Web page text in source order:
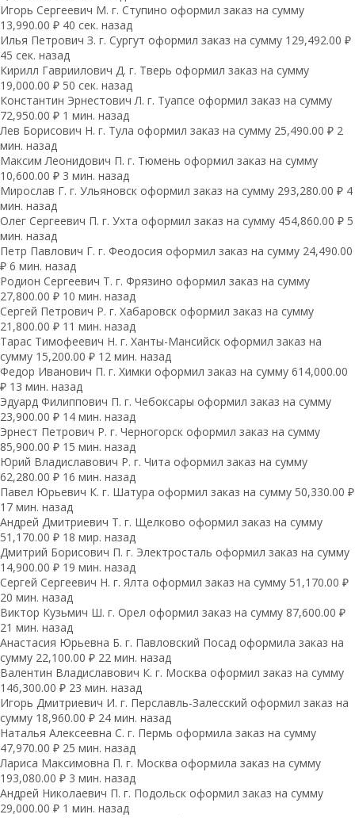
Игорь Сергеевич М. г. Ступино оформил заказ на сумму
13,990.00 ₽ 40 сек. назад
Илья Петрович З. г. Сургут оформил заказ на сумму 129,492.00 ₽
45 сек. назад
Кирилл Гавриилович Д. г. Тверь оформил заказ на сумму
19,000.00 ₽ 50 сек. назад
Константин Эрнестович Л. г. Туапсе оформил заказ на сумму
72,950.00 ₽ 1 мин. назад
Лев Борисович Н. г. Тула оформил заказ на сумму 25,490.00 ₽ 2
мин. назад
Максим Леонидович П. г. Тюмень оформил заказ на сумму
10,600.00 ₽ 3 мин. назад
Мирослав Г. г. Ульяновск оформил заказ на сумму 293,280.00 ₽ 4
мин. назад
Олег Сергеевич П. г. Ухта оформил заказ на сумму 454,860.00 ₽ 5
мин. назад
Петр Павлович Г. г. Феодосия оформил заказ на сумму 24,490.00
₽ 6 мин. назад
Родион Сергеевич Т. г. Фрязино оформил заказ на сумму
27,800.00 ₽ 10 мин. назад
Сергей Петрович Р. г. Хабаровск оформил заказ на сумму
21,800.00 ₽ 11 мин. назад
Тарас Тимофеевич Н. г. Ханты-Мансийск оформил заказ на
сумму 15,200.00 ₽ 12 мин. назад
Федор Иванович П. г. Химки оформил заказ на сумму 614,000.00
₽ 13 мин. назад
Эдуард Филиппович П. г. Чебоксары оформил заказ на сумму
23,900.00 ₽ 14 мин. назад
Эрнест Петрович Р. г. Черногорск оформил заказ на сумму
85,900.00 ₽ 15 мин. назад
Юрий Владиславович Р. г. Чита оформил заказ на сумму
62,280.00 ₽ 16 мин. назад
Павел Юрьевич К. г. Шатура оформил заказ на сумму 50,330.00 ₽
17 мин. назад
Андрей Дмитриевич Т. г. Щелково оформил заказ на сумму
51,170.00 ₽ 18 мир. назад
Дмитрий Борисович П. г. Электросталь оформил заказ на сумму
14,900.00 ₽ 19 мин. назад
Сергей Сергеевич Н. г. Ялта оформил заказ на сумму 51,170.00 ₽
20 мин. назад
Виктор Кузьмич Ш. г. Орел оформил заказ на сумму 87,600.00 ₽
21 мин. назад
Анастасия Юрьевна Б. г. Павловский Посад оформила заказ на
сумму 22,100.00 ₽ 22 мин. назад
Валентин Владиславович К. г. Москва оформил заказ на сумму
146,300.00 ₽ 23 мин. назад
Игорь Дмитриевич И. г. Перславль-Залесский оформил заказ на
сумму 18,960.00 ₽ 24 мин. назад
Наталья Алексеевна С. г. Пермь оформила заказ на сумму
47,970.00 ₽ 25 мин. назад
Лариса Максимовна П. г. Москва оформила заказ на сумму
193,080.00 ₽ 3 мин. назад
Андрей Николаевич П. г. Подольск оформил заказ на сумму
29,000.00 ₽ 1 мин. назад